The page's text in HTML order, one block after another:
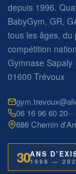
depuis 1996.
BabyGym, GR,
tous les âges,
compétition
Gymnase Sapaly
01600 Trévoux
06 16 96 60 20—
686 Chemin
30ANS
1996 —